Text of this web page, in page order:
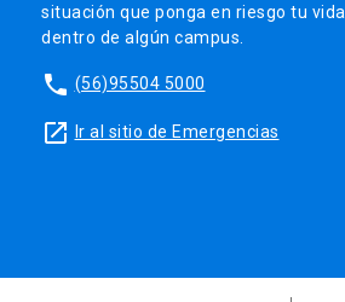
situación que ponga en riesgo tu vida
dentro de algún campus.
phone (56)95504 5000
launch Ir al sitio de Emergencias